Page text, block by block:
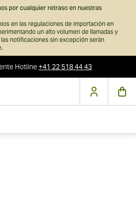
por cualquier retraso en nuestras
en las regulaciones de importación en
un alto volumen de llamadas y
notificaciones sin excepción serán
Hotline+41 22 518 44 43